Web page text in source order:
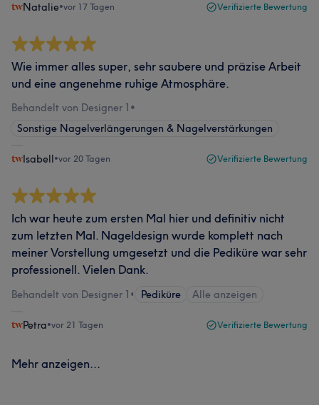
Natalie•vor 17 Tagen Verifizierte Bewertung
Wie immer alles super, sehr saubere und präzise Arbeit
und eine angenehme ruhige Atmosphäre.
Behandelt von Designer 1 •
Sonstige Nagelverlängerungen & Nagelverstärkungen
Isabell•vor 20 Tagen Verifizierte Bewertung
Ich war heute zum ersten Mal hier und definitiv nicht
zum letzten Mal. Nageldesign wurde komplett nach
meiner Vorstellung umgesetzt und die Pediküre war sehr
professionell. Vielen Dank.
Behandelt von Designer 1 • Pediküre Alle anzeigen
Petra•vor 21 Tagen Verifizierte Bewertung
Mehr anzeigen...